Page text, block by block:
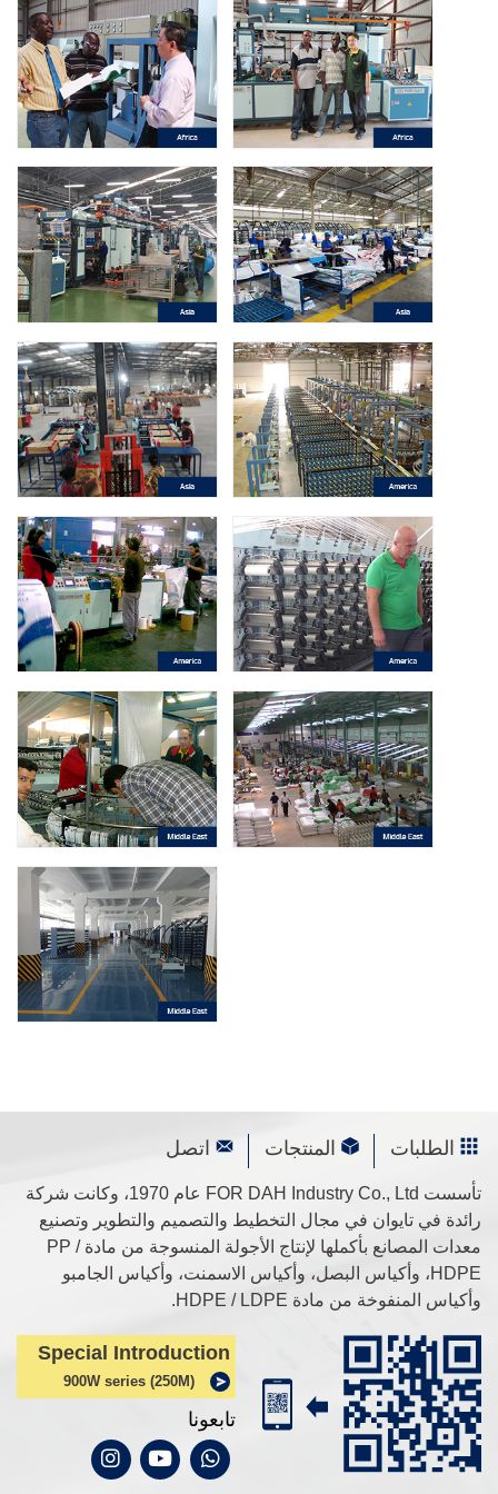
الطلبات المنتجات اتصل
تأسست FOR DAH Industry Co., Ltd عام 1970، وكانت شركة
رائدة في تايوان في مجال التخطيط والتصميم والتطوير وتصنيع
معدات المصانع بأكملها لإنتاج الأجولة المنسوجة من مادة PP /
HDPE، وأكياس البصل، وأكياس الاسمنت، وأكياس الجامبو
وأكياس المنفوخة من مادة HDPE / LDPE.
Special Introduction
900W series (250M)
تابعونا